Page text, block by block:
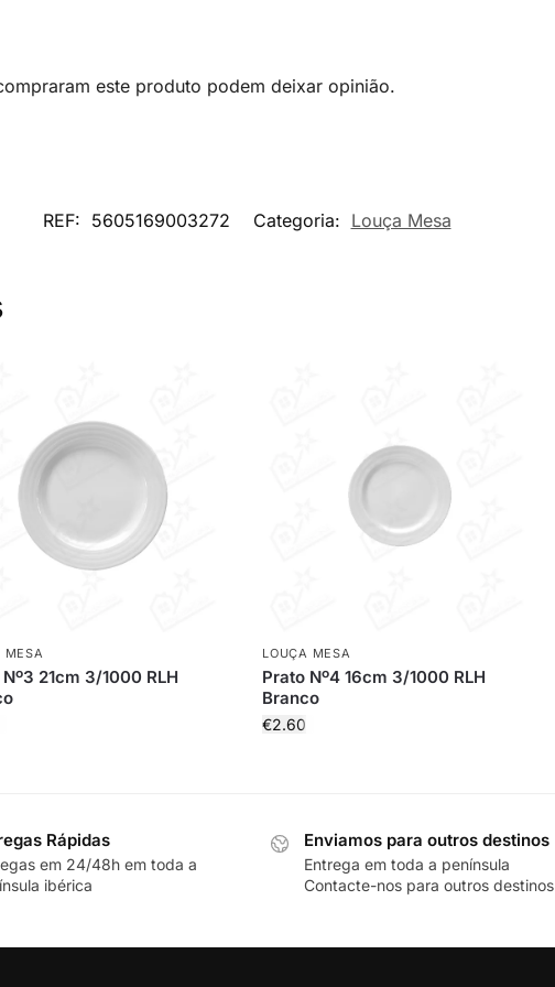
este produto podem deixar opinião.
REF: 5605169003272 Categoria: Louça Mesa
MESA
21cm 3/1000 RLH
LOUÇA MESA
Prato Nº4 16cm 3/1000 RLH
Branco
€2.60
Rápidas
em 24/48h em toda a
ibérica
Enviamos para outros destinos
Entrega em toda a península
Contacte-nos para outros destinos